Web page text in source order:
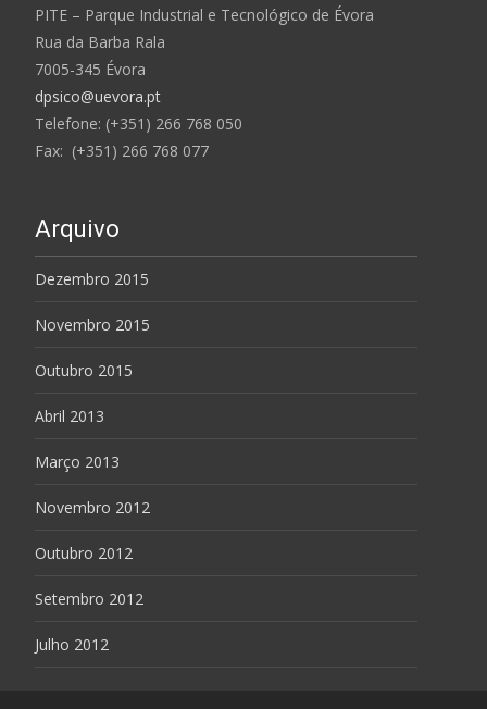
PITE – Parque Industrial e Tecnológico de Évora
Rua da Barba Rala
7005-345 Évora
dpsico@uevora.pt
Telefone: (+351) 266 768 050
Fax: (+351) 266 768 077
Arquivo
Dezembro 2015
Novembro 2015
Outubro 2015
Abril 2013
Março 2013
Novembro 2012
Outubro 2012
Setembro 2012
Julho 2012